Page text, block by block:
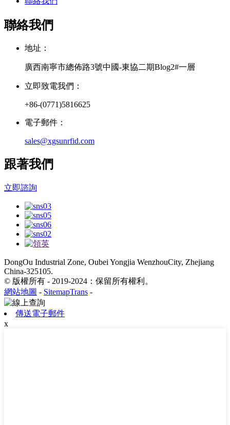
聯絡我們
地址：
廣西南寧市總佈路3號中國-東協二期Blog2#一層
立即致電我們：
+86-(0771)5816625
電子郵件：
sales@xgsunrfid.com
跟著我們
立即諮詢
DongOu Industrial Zone, Oubei Yongjia WenzhouCity, Zhejiang
China-325105.
© 版權所有 - 2019-2024：保留所有權利。
網站地圖 - SitemapTrans -
傳送電子郵件
x